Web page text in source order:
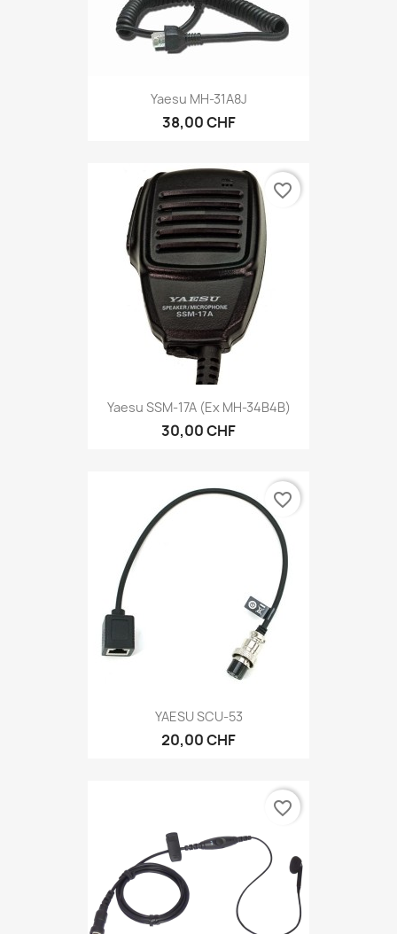
Yaesu MH-31A8J
38,00 CHF
Yaesu SSM-17A (ex MH-34B4B)
30,00 CHF
favorite_border
YAESU SCU-53
20,00 CHF
favorite_border
favorite_border